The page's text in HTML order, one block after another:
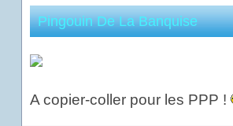
Pingouin De La Banquise
A copier-coller pour les PPP !